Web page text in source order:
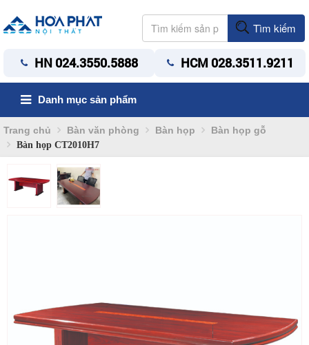
Tìm kiếm
HN 024.3550.5888 HCM 028.3511.9211
Danh mục sản phẩm
Trang chủ Bàn văn phòng Bàn họp Bàn họp gỗ
Bàn họp CT2010H7